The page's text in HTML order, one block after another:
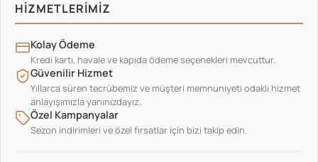
HIZMETLERIMIZ
Kolay Ödeme
Kredi kartı, havale ve kapıda ödeme seçenekleri mevcuttur.
Güvenilir Hizmet
Yıllarca süren tecrübemiz ve müşteri memnuniyeti odaklı hizmet
anlayışımızla yanınızdayız.
Özel Kampanyalar
Sezon indirimleri ve özel fırsatlar için bizi takip edin.